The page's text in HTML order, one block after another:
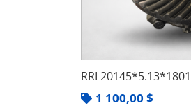
1 100,00 $